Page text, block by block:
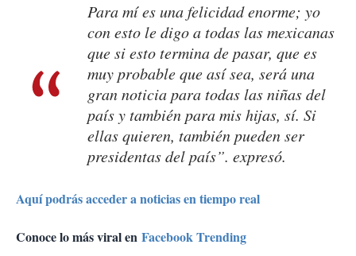
Para mí es una felicidad enorme; yo
con esto le digo a todas las mexicanas
que si esto termina de pasar, que es
muy probable que así sea, será una
gran noticia para todas las niñas del
país y también para mis hijas, sí. Si
ellas quieren, también pueden ser
presidentas del país”. expresó.
Aquí podrás acceder a noticias en tiempo real
Conoce lo más viral en Facebook Trending